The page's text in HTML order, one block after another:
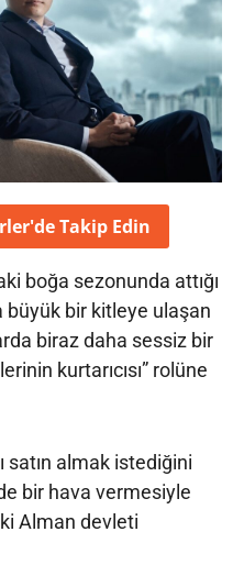
Takip Edin
boğa sezonunda attığı
büyük bir kitleye ulaşan
biraz daha sessiz bir
kurtarıcısı” rolüne
satın almak istediğini
bir hava vermesiyle
Alman devleti